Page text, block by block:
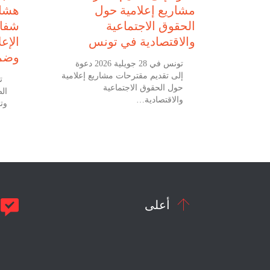
مشاريع إعلامية حول
الحقوق الاجتماعية
والاقتصادية في تونس
تونس في 28 جويلية 2026 دعوة
إلى تقديم مقترحات مشاريع إعلامية
حول الحقوق الاجتماعية
والاقتصادية…
  أعلى